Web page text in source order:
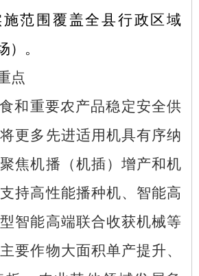
施范围覆盖全县行政区域
）。
点
和重要农产品稳定安全供
更多先进适用机具有序纳
焦机播（机插）增产和机
持高性能播种机、智能高
智能高端联合收获机械等
要作物大面积单产提升、